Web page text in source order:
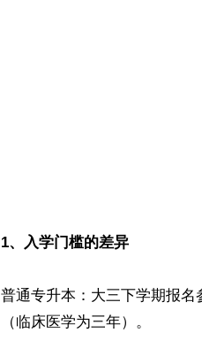
1、入学门槛的差异
普通专升本：大三下学期报
（临床医学为三年）。